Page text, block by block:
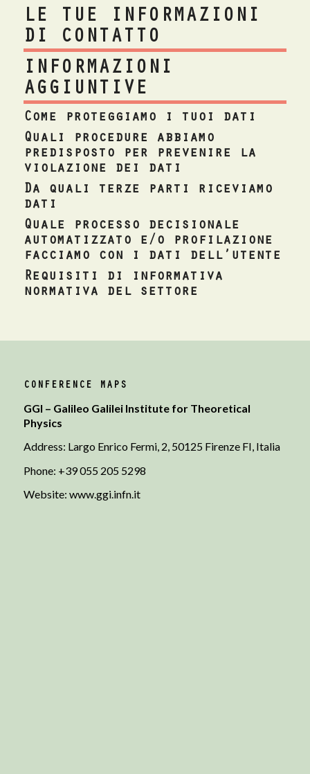
LE TUE INFORMAZIONI
DI CONTATTO
INFORMAZIONI
AGGIUNTIVE
Come proteggiamo i tuoi dati
Quali procedure abbiamo
predisposto per prevenire la
violazione dei dati
Da quali terze parti riceviamo
dati
Quale processo decisionale
automatizzato e/o profilazione
facciamo con i dati dell’utente
Requisiti di informativa
normativa del settore
CONFERENCE MAPS
GGI – Galileo Galilei Institute for Theoretical
Physics
Address: Largo Enrico Fermi, 2, 50125 Firenze FI, Italia
Phone: +39 055 205 5298
Website: www.ggi.infn.it